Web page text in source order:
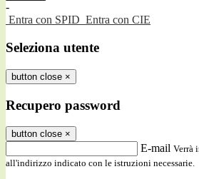
-
Entra con SPID Entra con CIE
Seleziona utente
button close ×
Recupero password
button close ×
E-mail Verrà
all'indirizzo indicato con le istruzioni necessarie.